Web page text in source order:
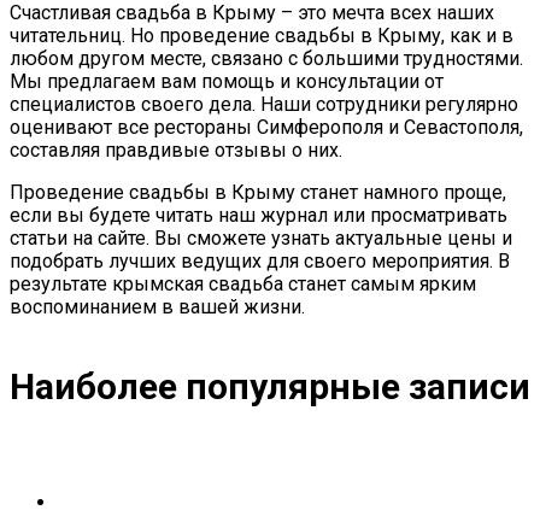
Счастливая свадьба в Крыму – это мечта всех наших
читательниц. Но проведение свадьбы в Крыму, как и в
любом другом месте, связано с большими трудностями.
Мы предлагаем вам помощь и консультации от
специалистов своего дела. Наши сотрудники регулярно
оценивают все рестораны Симферополя и Севастополя,
составляя правдивые отзывы о них.
Проведение свадьбы в Крыму станет намного проще,
если вы будете читать наш журнал или просматривать
статьи на сайте. Вы сможете узнать актуальные цены и
подобрать лучших ведущих для своего мероприятия. В
результате крымская свадьба станет самым ярким
воспоминанием в вашей жизни.
Наиболее популярные записи